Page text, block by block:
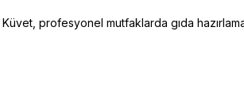
profesyonel mutfaklarda gıda